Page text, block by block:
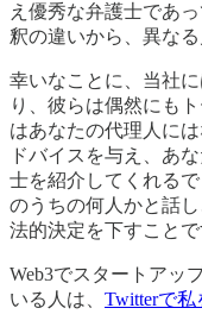
え優秀な弁護士であ
釈の違いから、異な
幸いなことに、当社
り、彼らは偶然にも
はあなたの代理人に
ドバイスを与え、あ
士を紹介してくれる
のうちの何人かと話
法的決定を下すことで
Web3でスタートアッ
いる人は、 Twitterで